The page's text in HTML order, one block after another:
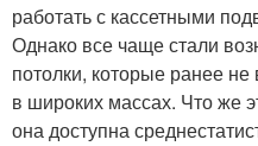
работать с кассетными
Однако все чаще стали
потолки, которые ранее
в широких массах. Что же
она доступна